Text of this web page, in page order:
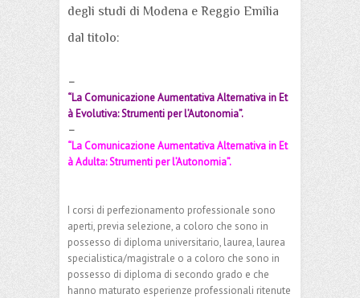
degli studi di Modena e Reggio Emilia
dal titolo:
–
“La Comunicazione Aumentativa Alternativa in Et
à Evolutiva: Strumenti per l’Autonomia”.
–
“La Comunicazione Aumentativa Alternativa in Et
à Adulta: Strumenti per l’Autonomia”.
I corsi di perfezionamento professionale sono
aperti, previa selezione, a coloro che sono in
possesso di diploma universitario, laurea, laurea
specialistica/magistrale o a coloro che sono in
possesso di diploma di secondo grado e che
hanno maturato esperienze professionali ritenute